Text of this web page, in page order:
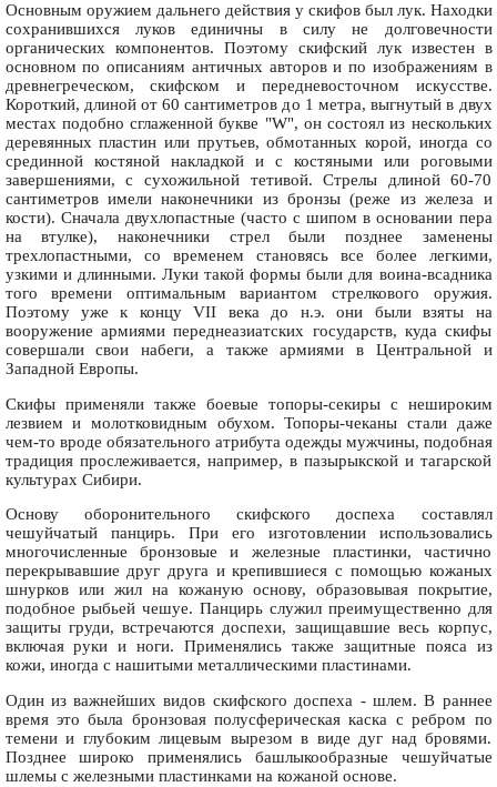
Основным оружием дальнего действия у скифов был лук. Находки
сохранившихся луков единичны в силу не долговечности
органических компонентов. Поэтому скифский лук известен в
основном по описаниям античных авторов и по изображениям в
древнегреческом, скифском и передневосточном искусстве.
Короткий, длиной от 60 сантиметров до 1 метра, выгнутый в двух
местах подобно сглаженной букве "W", он состоял из нескольких
деревянных пластин или прутьев, обмотанных корой, иногда со
срединной костяной накладкой и с костяными или роговыми
завершениями, с сухожильной тетивой. Стрелы длиной 60-70
сантиметров имели наконечники из бронзы (реже из железа и
кости). Сначала двухлопастные (часто с шипом в основании пера
на втулке), наконечники стрел были позднее заменены
трехлопастными, со временем становясь все более легкими,
узкими и длинными. Луки такой формы были для воина-всадника
того времени оптимальным вариантом стрелкового оружия.
Поэтому уже к концу VII века до н.э. они были взяты на
вооружение армиями переднеазиатских государств, куда скифы
совершали свои набеги, а также армиями в Центральной и
Западной Европы.
Скифы применяли также боевые топоры-секиры с нешироким
лезвием и молотковидным обухом. Топоры-чеканы стали даже
чем-то вроде обязательного атрибута одежды мужчины, подобная
традиция прослеживается, например, в пазырыкской и тагарской
культурах Сибири.
Основу оборонительного скифского доспеха составлял
чешуйчатый панцирь. При его изготовлении использовались
многочисленные бронзовые и железные пластинки, частично
перекрывавшие друг друга и крепившиеся с помощью кожаных
шнурков или жил на кожаную основу, образовывая покрытие,
подобное рыбьей чешуе. Панцирь служил преимущественно для
защиты груди, встречаются доспехи, защищавшие весь корпус,
включая руки и ноги. Применялись также защитные пояса из
кожи, иногда с нашитыми металлическими пластинами.
Один из важнейших видов скифского доспеха - шлем. В раннее
время это была бронзовая полусферическая каска с ребром по
темени и глубоким лицевым вырезом в виде дуг над бровями.
Позднее широко применялись башлыкообразные чешуйчатые
шлемы с железными пластинками на кожаной основе.